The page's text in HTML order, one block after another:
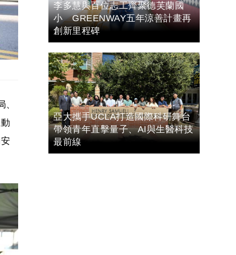
李多慧與百位志工齊聚德芙蘭國
小 GREENWAY五年涼善計畫再
創新里程碑
亞大攜手UCLA打造國際科研舞台
帶領青年直擊量子、AI與生醫科技
最前線